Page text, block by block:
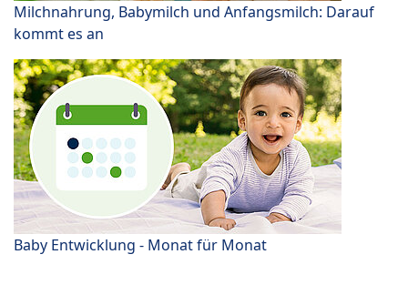
Milchnahrung, Babymilch und Anfangsmilch: Darauf
kommt es an
Baby Entwicklung - Monat für Monat